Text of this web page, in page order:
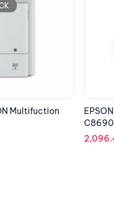
WF-